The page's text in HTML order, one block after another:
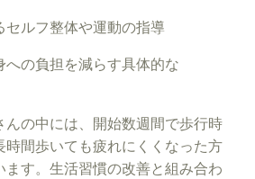
セルフ整体や運動の指導
への負担を減らす具体的な
んの中には、開始数週間で歩行時
時間歩いても疲れにくくなった方
ます。生活習慣の改善と組み合わ